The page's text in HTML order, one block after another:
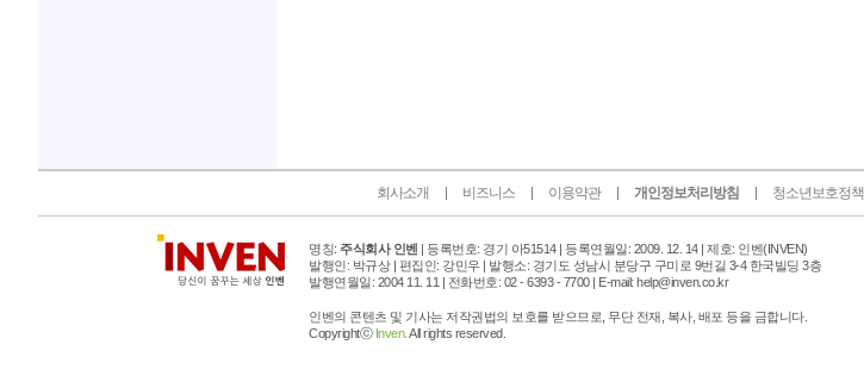
회사소개 비즈니스 이용약관 개인정보처리방침 청소년보호정책
명칭: 주식회사 인벤 | 등록번호: 경기 아51514 | 등록연월일: 2009. 12. 14 | 제호: 인벤 (INVEN)
발행인: 박규상 | 편집인: 강민우 | 발행소: 경기도 성남시 분당구 구미로 9번길 3-4 한국빌딩 3층
발행연월일: 2004 11. 11 |
전화번호: 02 - 6393 - 7700 | E-mail: help@inven.co.kr
인벤의 콘텐츠 및 기사는 저작권법의 보호를 받으므로, 무단 전재, 복사, 배포 등을 금합니다.
Copyrightⓒ Inven. All rights reserved.